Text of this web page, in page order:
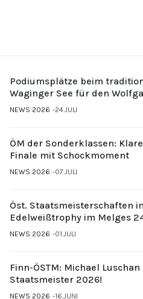
Podiumsplätze beim
Waginger See für den
NEWS 2026 24.JULI
ÖM der Sonderklassen:
Finale mit Schockmoment
NEWS 2026 07.JULI
Öst. Staatsmeisterschaften
Edelweißtrophy im Melges
NEWS 2026 01.JULI
Finn-ÖSTM: Michael
Staatsmeister 2026!
NEWS 2026 16.JUNI